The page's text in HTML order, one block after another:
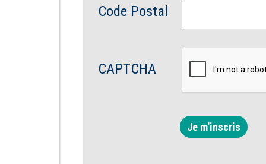
Code Postal
CAPTCHA
Je m'inscris